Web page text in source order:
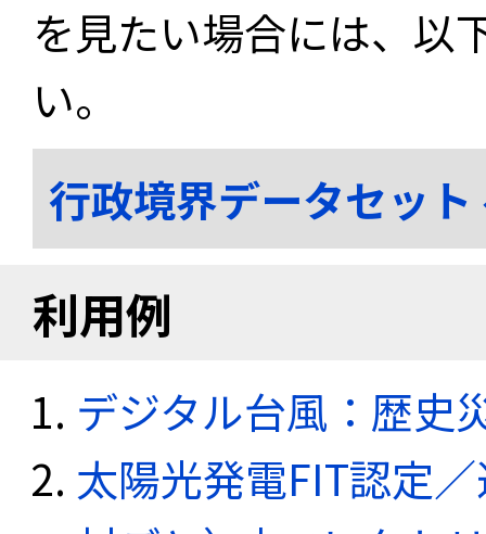
を見たい場合には、以
い。
行政境界データセッ
利用例
デジタル台風：歴史
太陽光発電FIT認定